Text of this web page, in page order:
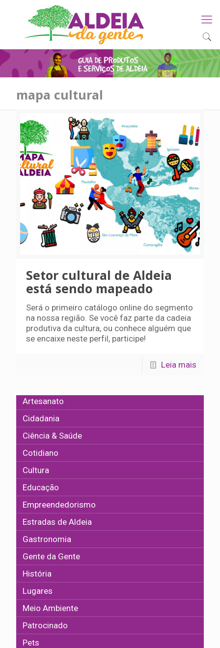
mapa cultural
Setor cultural de Aldeia
está sendo mapeado
Será o primeiro catálogo online do segmento
na nossa região. Se você faz parte da cadeia
produtiva da cultura, ou conhece alguém que
se encaixe neste perfil, participe!
Leia mais
Artesanato
Cidadania
Ciência & Saúde
Cotidiano
Cultura
Educação
Empreendedorismo
Estradas de Aldeia
Gastronomia
Gente da Gente
História
Lugares
Meio Ambiente
Patrocinado
Pets